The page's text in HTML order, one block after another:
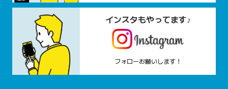
インスタもやってます♪
フォローお願いします！